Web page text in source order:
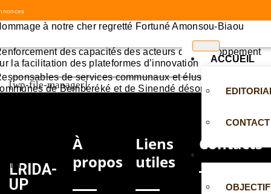
à notre cher regretté Fortuné Amonsou-Biaou
des capacités des acteurs du développement
la facilitation des plateformes d’innovation
de services communaux et élus locaux des
de Bembéréké et de Sinendé désormais aguerris
de nouvelles agences de développement agricole au
ACCUEIL
CONTACT
OBJECTIF
[wp-file-manager]
LRIDA-
UP
À
propos
Liens
utiles
Contacts